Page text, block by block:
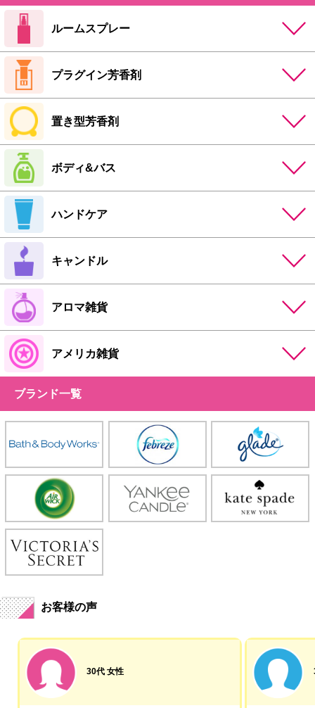
ルームスプレー
プラグイン芳香剤
置き型芳香剤
ボディ&バス
ハンドケア
キャンドル
アロマ雑貨
アメリカ雑貨
ブランド一覧
お客様の声
30代 女性